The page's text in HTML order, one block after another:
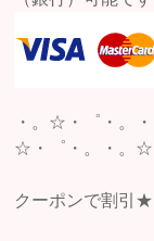
・。☆・゜・。
☆・゜・。・。☆
クーポンで割引